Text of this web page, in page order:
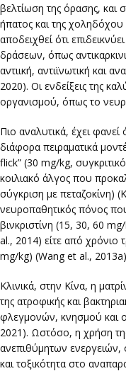
βελτίωση της όρασης, και
ήπατος και της
αποδειχθεί ότι
δράσεων, όπως
αντιική, αντιϊνωτική και
2020). Οι ενδείξεις της
οργανισμού, όπως το
Πιο αναλυτικά, έχει
διάφορα πειραματικά
flick” (30 mg/kg,
κοιλιακό άλγος που
σύγκριση με πεταζοκίνη)
νευροπαθητικός πόνος
βινκριστίνη (15, 30, 60
al., 2014) είτε από χρόνιο
mg/kg) (Wang et al.,
Κλινικά, στην Κίνα, η
της ατροφικής και
φλεγμονών, κνησμού και
2021). Ωστόσο, η χρήση
ανεπιθύμητων ενεργειών,
και τοξικότητα στο